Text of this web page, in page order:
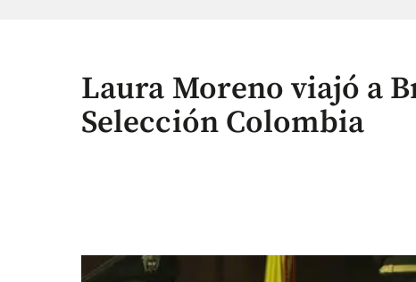
Laura Moreno viajó a
Selección Colombia